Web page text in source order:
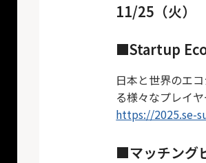
11/25（火）
■Startup
日本と世界のエ
る様々なプレイ
https://2025.se-
■マッチング